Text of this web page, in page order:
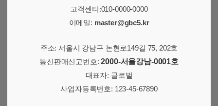
고객센터:010-0000-0000
이메일: master@gbc5.kr
주소: 서울시 강남구 논현로149길 75, 202호
통신판매신고번호:2000-서울강남-0001호
대표자: 글로벌
사업자등록번호: 123-45-67890